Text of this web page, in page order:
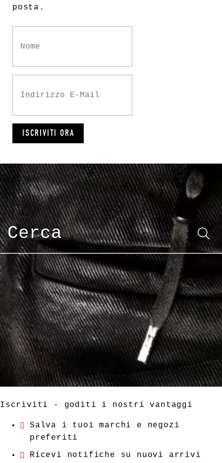
posta.
ISCRIVITI ORA
Iscriviti - goditi i nostri vantaggi
Salva i tuoi marchi e negozi
preferiti
Ricevi notifiche su nuovi arrivi